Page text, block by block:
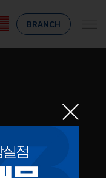
BRANCH